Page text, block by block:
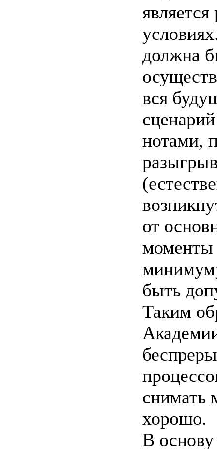
должна
вся
нотами,
от
моменты
быть
Таким
снимать
хорошо.
В